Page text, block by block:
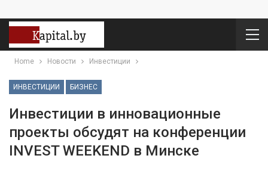
Home Новости Инвестиции
ИНВЕСТИЦИИ БИЗНЕС
Инвестиции в инновационные
проекты обсудят на конференции
INVEST WEEKEND в Минске